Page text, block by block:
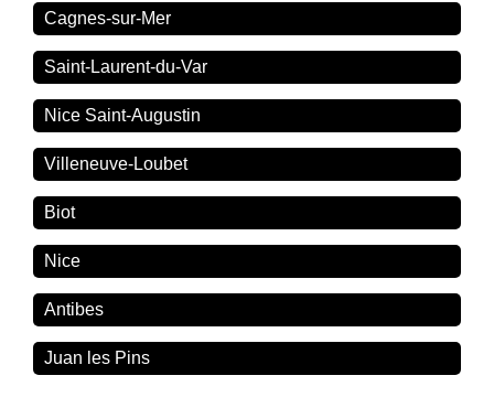
Cagnes-sur-Mer
Saint-Laurent-du-Var
Nice Saint-Augustin
Villeneuve-Loubet
Biot
Nice
Antibes
Juan les Pins